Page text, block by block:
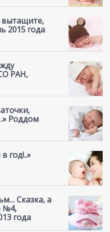
вытащите,
2015 года
РАН,
Роддом
год!..»
Сказка, а
№4,
года